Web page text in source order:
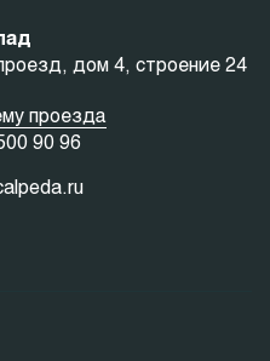
дом 4, строение 24
проезда
90 96